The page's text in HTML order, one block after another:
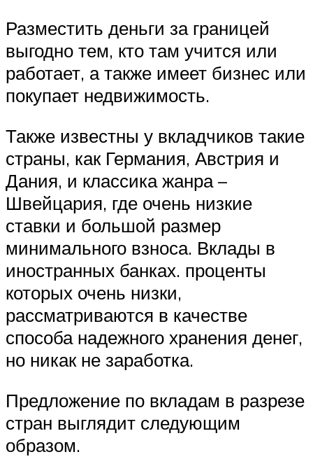
Разместить деньги за границей
выгодно тем, кто там учится или
работает, а также имеет бизнес или
покупает недвижимость.
Также известны у вкладчиков такие
страны, как Германия, Австрия и
Дания, и классика жанра –
Швейцария, где очень низкие
ставки и большой размер
минимального взноса. Вклады в
иностранных банках. проценты
которых очень низки,
рассматриваются в качестве
способа надежного хранения денег,
но никак не заработка.
Предложение по вкладам в разрезе
стран выглядит следующим
образом.